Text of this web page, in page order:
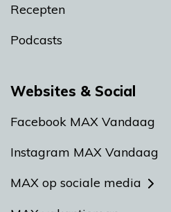
Recepten
Podcasts
Websites & Social
Facebook MAX Vandaag
Instagram MAX Vandaag
MAX op sociale media